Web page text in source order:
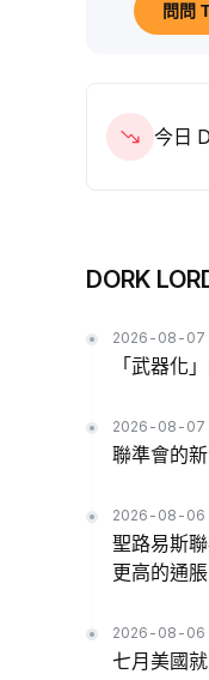
問問
今日
DORK
2026-08-07
「武器化
2026-08-07
聯準會的
2026-08-06
聖路易斯
更高的通
2026-08-06
七月美國